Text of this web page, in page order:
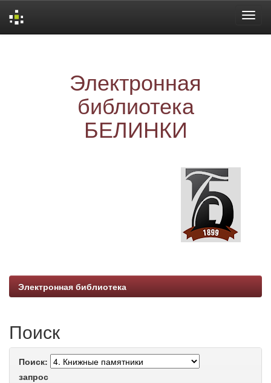
Электронная
библиотека
БЕЛИНКИ
Электронная библиотека
Поиск
Поиск:
запрос